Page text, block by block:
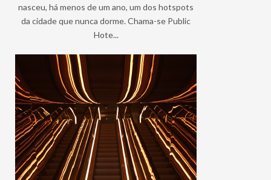
nasceu, há menos de um ano, um dos hotspots
da cidade que nunca dorme. Chama-se Public
Hote...